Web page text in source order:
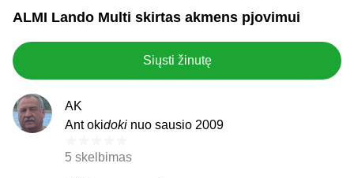
ALMI Lando Multi skirtas akmens pjovimui
Siųsti žinutę
AK
Ant okidoki nuo sausio 2009
5 skelbimas